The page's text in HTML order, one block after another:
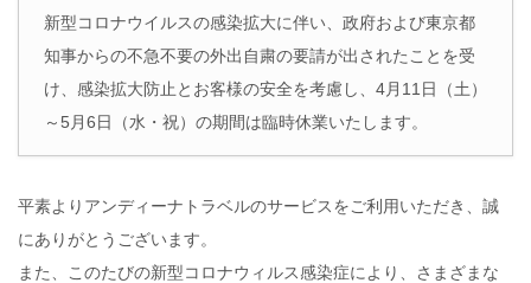
新型コロナウイルスの感染拡大に伴い、政府および東京都
知事からの不急不要の外出自粛の要請が出されたことを受
け、感染拡大防止とお客様の安全を考慮し、4月11日（土）
～5月6日（水・祝）の期間は臨時休業いたします。
平素よりアンディーナトラベルのサービスをご利用いただき、誠
にありがとうございます。
また、このたびの新型コロナウィルス感染症により、さまざまな